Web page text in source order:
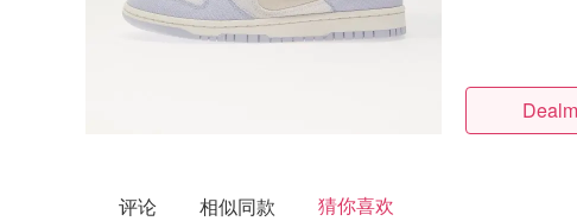
评论 相似同款 猜你喜欢